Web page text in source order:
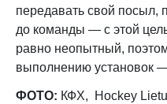
передавать свой посыл,
до команды — с этой
равно неопытный,
выполнению установок —
ФОТО: КФХ,
Hockey